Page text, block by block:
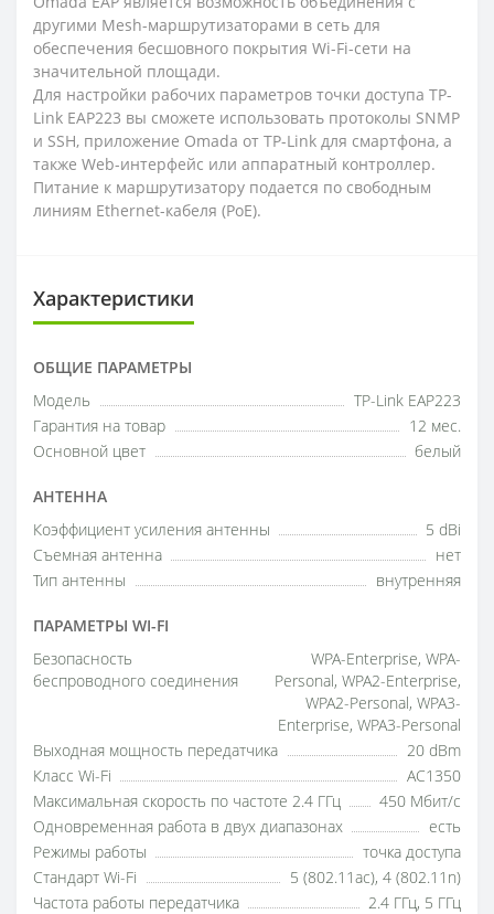
другими Mesh-маршрутизаторами в сеть для
обеспечения бесшовного покрытия Wi-Fi-сети на
значительной площади.
Для настройки рабочих параметров точки доступа TP-
Link EAP223 вы сможете использовать протоколы SNMP
и SSH, приложение Omada от TP-Link для смартфона, а
также Web-интерфейс или аппаратный контроллер.
Питание к маршрутизатору подается по свободным
линиям Ethernet-кабеля (PoE).
Характеристики
ОБЩИЕ ПАРАМЕТРЫ
Модель
TP-Link EAP223
Гарантия на товар
12 мес.
Основной цвет
белый
АНТЕННА
Коэффициент усиления антенны
5 dBi
Съемная антенна
нет
Тип антенны
внутренняя
ПАРАМЕТРЫ WI-FI
Безопасность
беспроводного соединения
WPA-Enterprise, WPA-
Personal, WPA2-Enterprise,
WPA2-Personal, WPA3-
Enterprise, WPA3-Personal
Выходная мощность передатчика
20 dBm
Класс Wi-Fi
AC1350
Максимальная скорость по частоте 2.4 ГГц
450 Мбит/с
Одновременная работа в двух диапазонах
есть
Режимы работы
точка доступа
Стандарт Wi-Fi
5 (802.11ac), 4 (802.11n)
Частота работы передатчика
2.4 ГГц, 5 ГГц